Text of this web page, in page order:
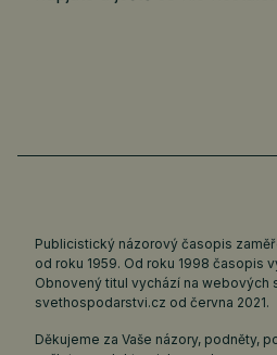
Publicistický názorový časopis
od roku 1959. Od roku 1998 časopis
Obnovený titul vychází na webových
svethospodarstvi.cz od června 2021.
Děkujeme za Vaše názory, podněty,